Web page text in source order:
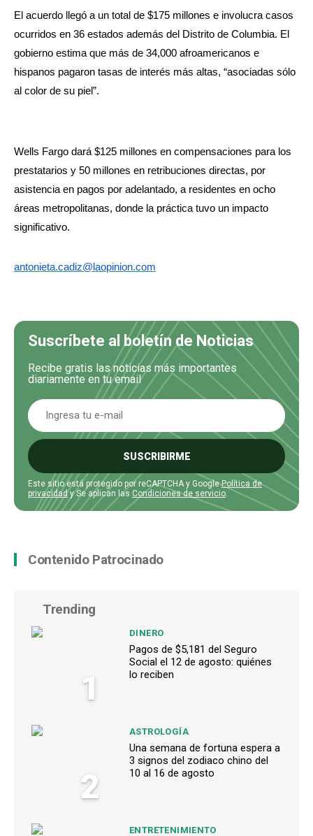
El acuerdo llegó a un total de $175 millones e involucra casos
ocurridos en 36 estados además del Distrito de Columbia. El
gobierno estima que más de 34,000 afroamericanos e
hispanos pagaron tasas de interés más altas, “asociadas sólo
al color de su piel”.
Wells Fargo dará $125 millones en compensaciones para los
prestatarios y 50 millones en retribuciones directas, por
asistencia en pagos por adelantado, a residentes en ocho
áreas metropolitanas, donde la práctica tuvo un impacto
significativo.
antonieta.cadiz@laopinion.com
Suscríbete al boletín de Noticias
Recibe gratis las noticias más importantes
diariamente en tu email
SUSCRIBIRME
Este sitio está protegido por reCAPTCHA y GooglePolítica de
privacidady Se aplican las Condiciones de servicio.
Contenido Patrocinado
Trending
1
DINERO
Pagos de $5,181 del Seguro
Social el 12 de agosto: quiénes
lo reciben
2
ASTROLOGÍA
Una semana de fortuna espera a
3 signos del zodiaco chino del
10 al 16 de agosto
ENTRETENIMIENTO